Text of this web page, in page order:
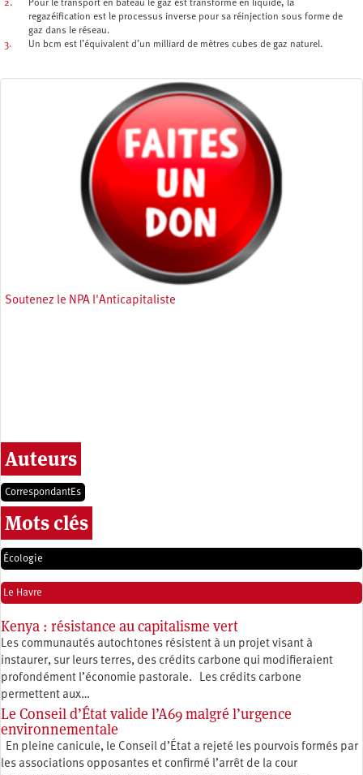
2.
Pour le transport en bateau le gaz est transformé en liquide, la
regazéification est le processus inverse pour sa réinjection sous forme de
gaz dans le réseau.
3.
Un bcm est l’équivalent d’un milliard de mètres cubes de gaz naturel.
Soutenez le NPA l'Anticapitaliste
Auteurs
CorrespondantEs
Mots clés
Écologie
Le Havre
Kenya : résistance au capitalisme vert
Les communautés autochtones résistent à un projet visant à
instaurer, sur leurs terres, des crédits carbone qui modifieraient
profondément l’économie pastorale. Les crédits carbone
permettent aux…
Le Conseil d’État valide l’A69 malgré l’urgence
environnementale
En pleine canicule, le Conseil d’État a rejeté les pourvois formés par
les associations opposantes et confirmé l’arrêt de la cour